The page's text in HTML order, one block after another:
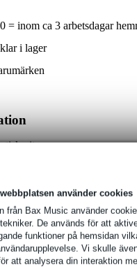
använder cookies
från Bax Music använder
De används för att
funktioner på hemsidan
Vi skulle
att analysera din interaktion
= inom ca 3 arbetsdagar
i lager
gitarr
mindre kroppar